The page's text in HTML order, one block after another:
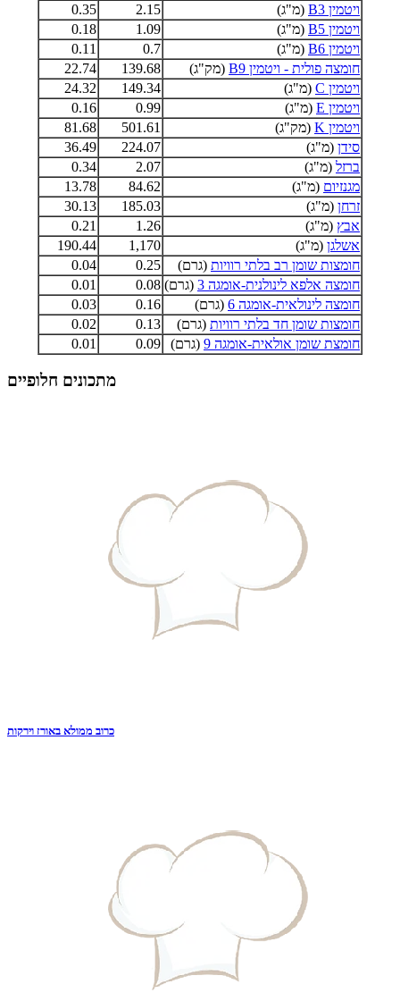
ויטמין B3
(מ"ג) 2.15
0.35
ויטמין B5
(מ"ג) 1.09
0.18
ויטמין B6
(מ"ג) 0.7
0.11
חומצה פולית - ויטמין B9
(מק"ג) 139.68
22.74
ויטמין C
(מ"ג) 149.34
24.32
ויטמין E
(מ"ג) 0.99
0.16
ויטמין K
(מק"ג) 501.61
81.68
סידן (מ"ג) 224.07
36.49
ברזל (מ"ג) 2.07
0.34
מגנזיום (מ"ג) 84.62
13.78
זרחן (מ"ג) 185.03
30.13
אבץ (מ"ג) 1.26
0.21
אשלגן (מ"ג) 1,170
190.44
חומצות שומן רב בלתי רוויות (גרם) 0.25
0.04
חומצה אלפא לינולנית-אומגה 3
(גרם) 0.08
0.01
חומצה לינולאית-אומגה 6
(גרם) 0.16
0.03
חומצות שומן חד בלתי רוויות (גרם) 0.13
0.02
חומצת שומן אולאית-אומגה 9
(גרם) 0.09
0.01
מתכונים חלופיים
כרוב ממולא באורז וירקות